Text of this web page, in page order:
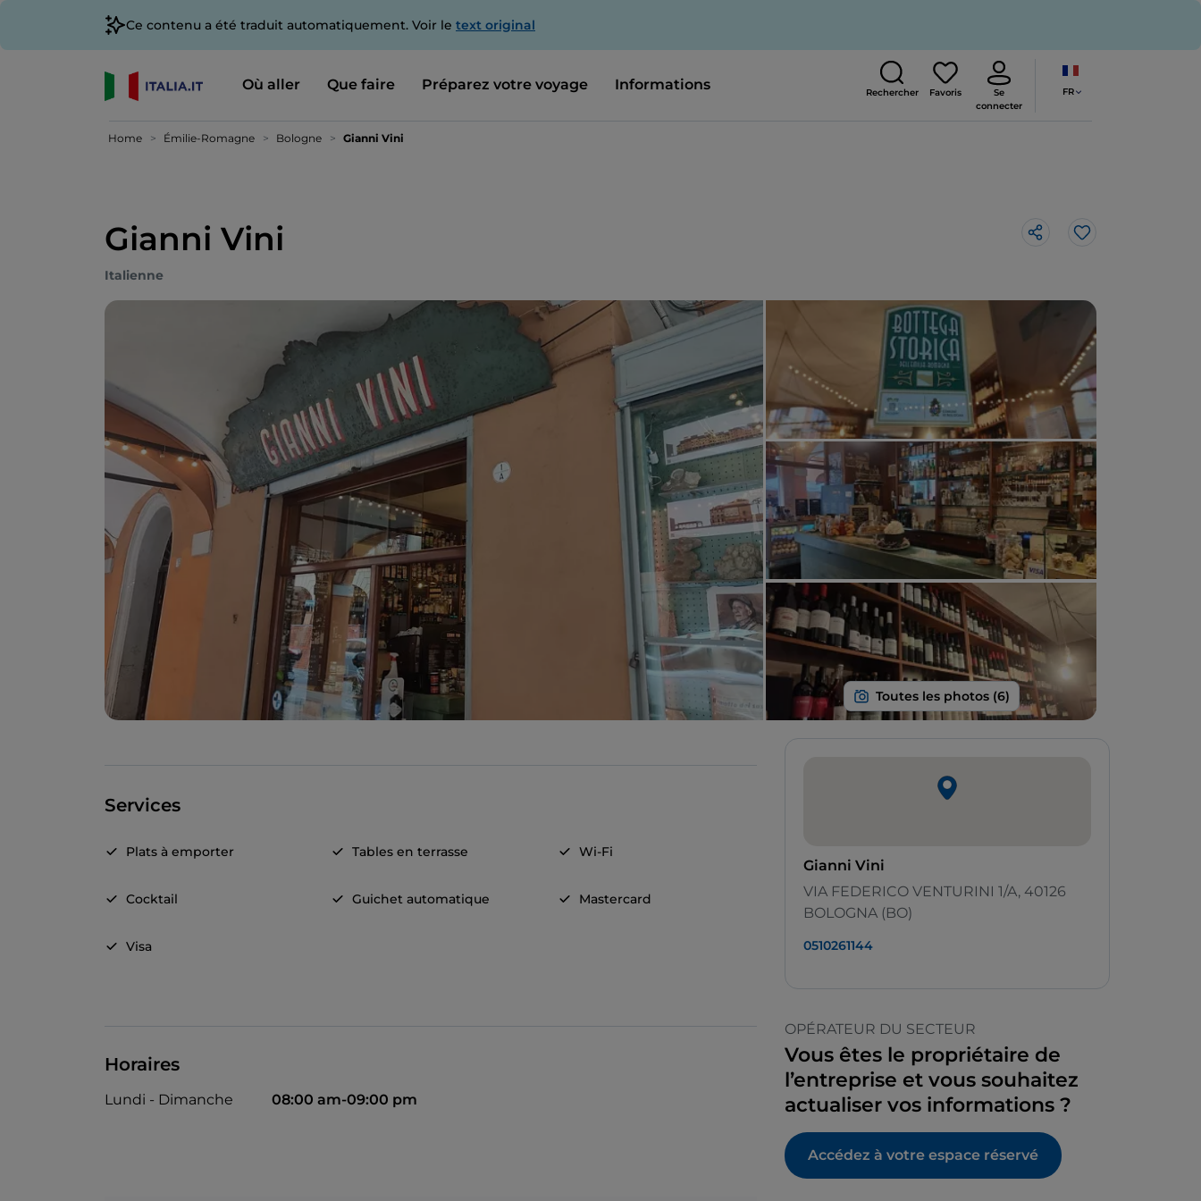
Ce contenu a été traduit automatiquement. Voir le text original
Où aller Que faire Préparez votre voyage Informations Rechercher Favoris
Se
connecter
FR
Home Émilie-Romagne Bologne Gianni Vini
Gianni Vini J’aime
Italienne
Services
Plats à emporter Tables en terrasse Wi-Fi
Cocktail Guichet automatique Mastercard
Visa
Horaires
Lundi - Dimanche 08:00 am-09:00 pm
Gianni Vini
VIA FEDERICO VENTURINI 1/A, 40126
BOLOGNA (BO)
0510261144
OPÉRATEUR DU SECTEUR
Vous êtes le propriétaire de
l’entreprise et vous souhaitez
actualiser vos informations ?
Accédez à votre espace réservé